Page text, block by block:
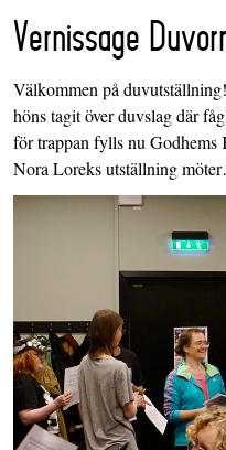
Vernissage
Välkommen på
höns tagit över duvslag där
för trappan fylls nu
Nora Loreks utställning